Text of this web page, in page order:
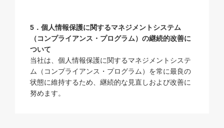
5．個人情報保護に関するマネジメントシステム
（コンプライアンス・プログラム）の継続的改善に
ついて
当社は、個人情報保護に関するマネジメントシステ
ム（コンプライアンス・プログラム）を常に最良の
状態に維持するため、継続的な見直しおよび改善に
努めます。